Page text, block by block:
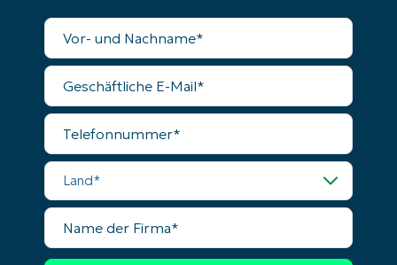
Vollständiger
Name
Geschäftliche
Mail
Telefonnummer
Land
Name
der
Firma